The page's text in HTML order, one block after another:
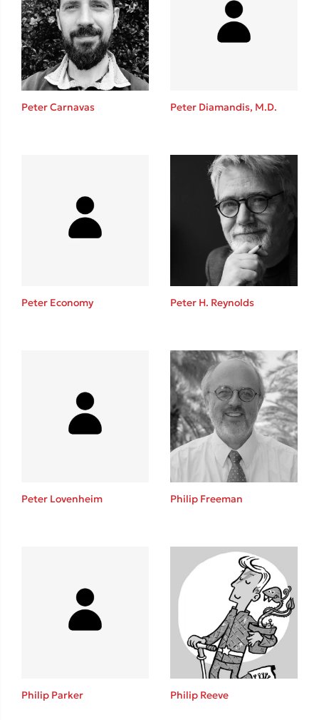
Mel Robbins
Κατρίνα Τσάνταλη
Lucinda Riley
Mimi Matthews
Teo Benedetti
Pierdomenico Baccalario
Δανάη Ιμπραχήμ
Τεστ: Ποιο αστυνομικό βιβλίο σου ταιριάζει για το καλοκαίρι;
Peter Carnavas Peter Diamandis, M.D.
Peter Economy Peter H. Reynolds
Peter Lovenheim Philip Freeman
Philip Parker Philip Reeve